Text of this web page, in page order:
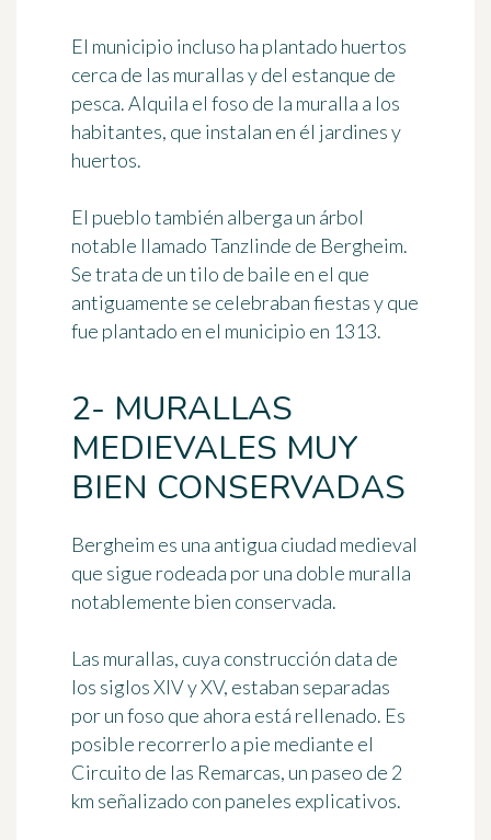
El municipio incluso ha plantado huertos
cerca de las murallas y del estanque de
pesca. Alquila el foso de la muralla a los
habitantes, que instalan en él jardines y
huertos.
El pueblo también alberga un árbol
notable llamadoTanzlinde de Bergheim.
Se trata de un tilo de baile en el que
antiguamente se celebraban fiestas y que
fue plantado en el municipio en 1313.
2- MURALLAS
MEDIEVALES MUY
BIEN CONSERVADAS
Bergheim es una antigua ciudad medieval
que sigue rodeada por una doble muralla
notablemente bien conservada.
Las murallas, cuya construcción data de
los siglos XIV y XV, estaban separadas
por un foso que ahora está rellenado. Es
posible recorrerlo a pie mediante el
Circuito de las Remarcas, un paseo de 2
km señalizado con paneles explicativos.